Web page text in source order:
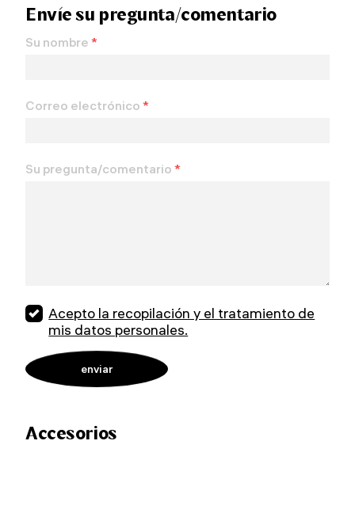
Envíe su pregunta/comentario
Su nombre *
Correo electrónico *
Su pregunta/comentario *
Acepto la recopilación y el tratamiento de
mis datos personales.
Accesorios